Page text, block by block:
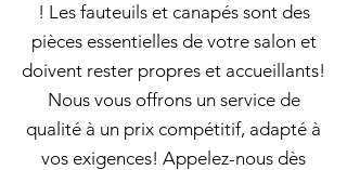
! Les fauteuils et canapés sont des
pièces essentielles de votre salon et
doivent rester propres et accueillants!
Nous vous offrons un service de
qualité à un prix compétitif, adapté à
vos exigences! Appelez-nous dès